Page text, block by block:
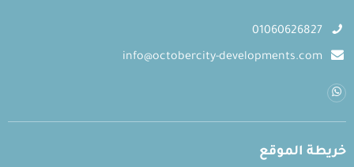
01060626827
info@octobercity-developments.com
خريطة الموقع